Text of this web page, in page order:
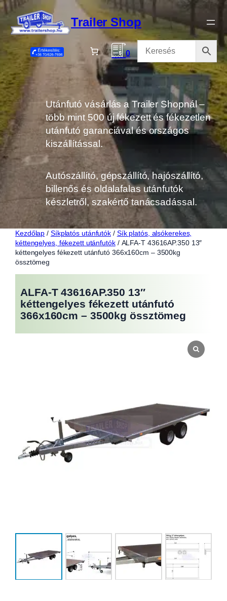
Ugrás
tartalomhoz
Trailer Shop
0
Utánfutó vásárlás a Trailer Shopnál –
több mint 500 új fékezett és fékezetlen
utánfutó garanciával és országos
kiszállítással.
Autószállító, gépszállító, hajószállító,
billenős és oldalafalas utánfutók
készletről, szakértő tanácsadással.
Kezdőlap / Síkplatós utánfutók / Sík platós, alsókerekes,
kéttengelyes, fékezett utánfutók/ ALFA-T 43616AP.350 13″
kéttengelyes fékezett utánfutó 366x160cm – 3500kg
össztömeg
ALFA-T 43616AP.350 13″
kéttengelyes fékezett utánfutó
366x160cm – 3500kg össztömeg